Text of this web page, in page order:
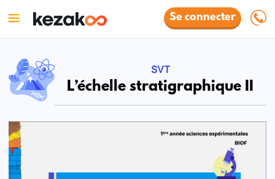
Se connecter
SVT
L’échelle stratigraphique II